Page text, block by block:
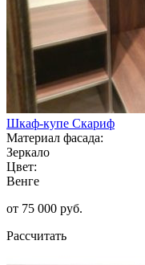
Шкаф-купе Скариф
Материал фасада:
Зеркало
Цвет:
Венге
от 75 000 руб.
Рассчитать